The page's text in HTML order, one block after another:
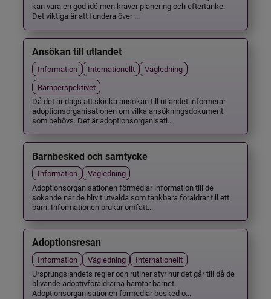
kan vara en god idé men kräver planering och eftertanke.
Det viktiga är att fundera över ...
Ansökan till utlandet
Information Internationellt
Vägledning
Barnperspektivet
Då det är dags att skicka ansökan till utlandet informerar
adoptionsorganisationen om vilka ansökningsdokument
som behövs. Det är adoptionsorganisati...
Barnbesked och samtycke
Information
Vägledning
Adoptionsorganisationen förmedlar information till de
sökande när de blivit utvalda som tänkbara föräldrar till ett
barn. Informationen brukar omfatt...
Adoptionsresan
Information Vägledning
Internationellt
Ursprungslandets regler och rutiner styr hur det går till då de
blivande adoptivföräldrarna hämtar barnet.
Adoptionsorganisationen förmedlar besked o...